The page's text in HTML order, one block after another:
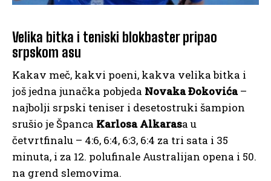
Velika bitka i teniski blokbaster pripao
srpskom asu
Kakav meč, kakvi poeni, kakva velika bitka i
još jedna junačka pobjeda Novaka Đokovića–
najbolji srpski teniser i desetostruki šampion
srušio je Španca Karlosa Alkarasa u
četvrtfinalu – 4:6, 6:4, 6:3, 6:4 za tri sata i 35
minuta, i za 12. polufinale Australijan opena i 50.
na grend slemovima.